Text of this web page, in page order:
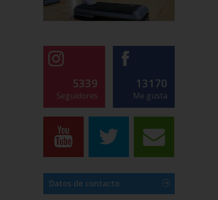
5339
Seguidores
13170
Me gusta
Datos de contacto